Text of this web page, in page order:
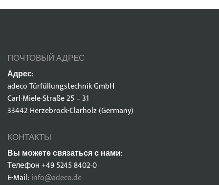
ПОЧТОВЫЙ АДРЕС
Адрес:
adeco Türfüllungstechnik GmbH
Carl-Miele-Straße 25 – 31
33442 Herzebrock-Clarholz (Germany)
КОНТАКТЫ
Вы можете связаться с нами:
Телефон +49 5245 8402-0
E-Mail: info@adeco.de